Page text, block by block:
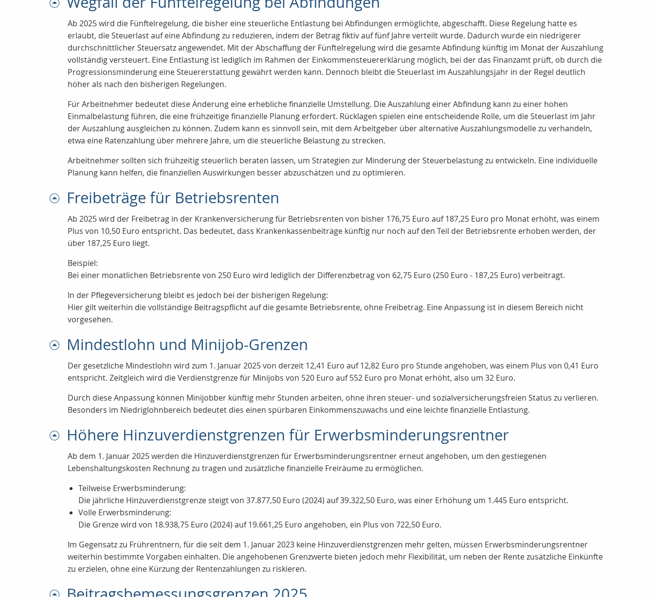
Ab 2025 wird die Fünftelregelung, die bisher eine steuerliche Entlastung bei Abfindungen ermöglichte, abgeschafft. Diese Regelung hatte es
erlaubt, die Steuerlast auf eine Abfindung zu reduzieren, indem der Betrag fiktiv auf fünf Jahre verteilt wurde. Dadurch wurde ein niedrigerer
durchschnittlicher Steuersatz angewendet. Mit der Abschaffung der Fünftelregelung wird die gesamte Abfindung künftig im Monat der Auszahlung
vollständig versteuert. Eine Entlastung ist lediglich im Rahmen der Einkommensteuererklärung möglich, bei der das Finanzamt prüft, ob durch die
Progressionsminderung eine Steuererstattung gewährt werden kann. Dennoch bleibt die Steuerlast im Auszahlungsjahr in der Regel deutlich
höher als nach den bisherigen Regelungen.
Für Arbeitnehmer bedeutet diese Änderung eine erhebliche finanzielle Umstellung. Die Auszahlung einer Abfindung kann zu einer hohen
Einmalbelastung führen, die eine frühzeitige finanzielle Planung erfordert. Rücklagen spielen eine entscheidende Rolle, um die Steuerlast im Jahr
der Auszahlung ausgleichen zu können. Zudem kann es sinnvoll sein, mit dem Arbeitgeber über alternative Auszahlungsmodelle zu verhandeln,
etwa eine Ratenzahlung über mehrere Jahre, um die steuerliche Belastung zu strecken.
Arbeitnehmer sollten sich frühzeitig steuerlich beraten lassen, um Strategien zur Minderung der Steuerbelastung zu entwickeln. Eine individuelle
Planung kann helfen, die finanziellen Auswirkungen besser abzuschätzen und zu optimieren.
Freibeträge für Betriebsrenten
Ab 2025 wird der Freibetrag in der Krankenversicherung für Betriebsrenten von bisher 176,75 Euro auf 187,25 Euro pro Monat erhöht, was einem
Plus von 10,50 Euro entspricht. Das bedeutet, dass Krankenkassenbeiträge künftig nur noch auf den Teil der Betriebsrente erhoben werden, der
über 187,25 Euro liegt.
Beispiel:
Bei einer monatlichen Betriebsrente von 250 Euro wird lediglich der Differenzbetrag von 62,75 Euro (250 Euro - 187,25 Euro) verbeitragt.
In der Pflegeversicherung bleibt es jedoch bei der bisherigen Regelung:
Hier gilt weiterhin die vollständige Beitragspflicht auf die gesamte Betriebsrente, ohne Freibetrag. Eine Anpassung ist in diesem Bereich nicht
vorgesehen.
Mindestlohn und Minijob-Grenzen
Der gesetzliche Mindestlohn wird zum 1. Januar 2025 von derzeit 12,41 Euro auf 12,82 Euro pro Stunde angehoben, was einem Plus von 0,41 Euro
entspricht. Zeitgleich wird die Verdienstgrenze für Minijobs von 520 Euro auf 552 Euro pro Monat erhöht, also um 32 Euro.
Durch diese Anpassung können Minijobber künftig mehr Stunden arbeiten, ohne ihren steuer- und sozialversicherungsfreien Status zu verlieren.
Besonders im Niedriglohnbereich bedeutet dies einen spürbaren Einkommenszuwachs und eine leichte finanzielle Entlastung.
Höhere Hinzuverdienstgrenzen für Erwerbsminderungsrentner
Ab dem 1. Januar 2025 werden die Hinzuverdienstgrenzen für Erwerbsminderungsrentner erneut angehoben, um den gestiegenen
Lebenshaltungskosten Rechnung zu tragen und zusätzliche finanzielle Freiräume zu ermöglichen.
Teilweise Erwerbsminderung:
Die jährliche Hinzuverdienstgrenze steigt von 37.877,50 Euro (2024) auf 39.322,50 Euro, was einer Erhöhung um 1.445 Euro entspricht.
Volle Erwerbsminderung:
Die Grenze wird von 18.938,75 Euro (2024) auf 19.661,25 Euro angehoben, ein Plus von 722,50 Euro.
Im Gegensatz zu Frührentnern, für die seit dem 1. Januar 2023 keine Hinzuverdienstgrenzen mehr gelten, müssen Erwerbsminderungsrentner
weiterhin bestimmte Vorgaben einhalten. Die angehobenen Grenzwerte bieten jedoch mehr Flexibilität, um neben der Rente zusätzliche Einkünfte
zu erzielen, ohne eine Kürzung der Rentenzahlungen zu riskieren.